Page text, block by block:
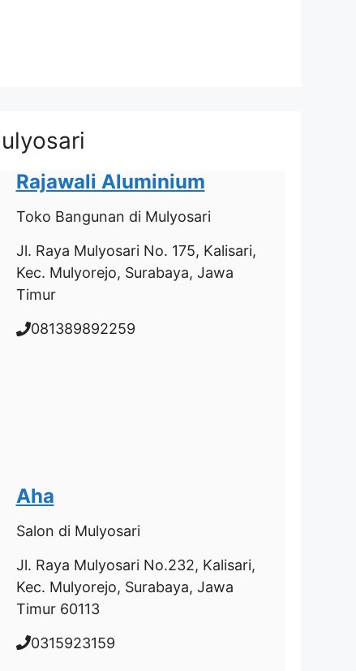
Rajawali Aluminium
Toko Bangunan di Mulyosari
Jl. Raya Mulyosari No. 175, Kalisari,
Kec. Mulyorejo, Surabaya, Jawa
Timur
081389892259
Aha
Salon di Mulyosari
Jl. Raya Mulyosari No.232, Kalisari,
Kec. Mulyorejo, Surabaya, Jawa
Timur 60113
0315923159